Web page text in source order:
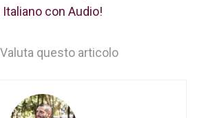
con Audio!
Valuta questo articolo